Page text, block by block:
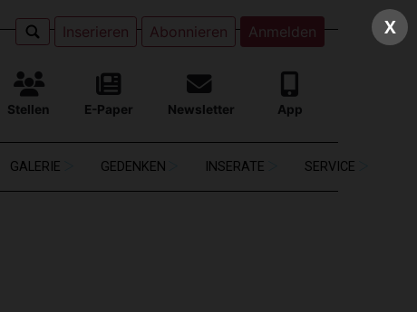
Inserieren Abonnieren Anmelden
Stellen E-Paper Newsletter App
GALERIE GEDENKEN INSERATE SERVICE
X